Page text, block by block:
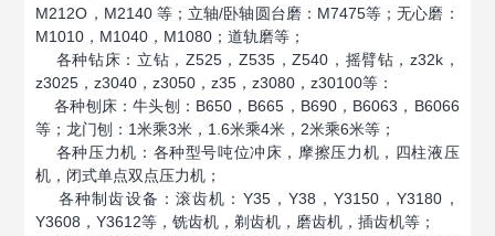
M212O，M2140 等；立轴/卧轴圆台磨：M7475等；无心磨：
M1010，M1040，M1080；道轨磨等；
各种钻床：立钻，Z525，Z535，Z540，摇臂钻，z32k，
z3025，z3040，z3050，z35，z3080，z30100等：
各种刨床：牛头刨：B650，B665，B690，B6063，B6066
等；龙门刨：1米乘3米，1.6米乘4米，2米乘6米等；
各种压力机：各种型号吨位冲床，摩擦压力机，四柱液压
机，闭式单点双点压力机；
各种制齿设备：滚齿机：Y35，Y38，Y3150，Y3180，
Y3608，Y3612等，铣齿机，剃齿机，磨齿机，插齿机等；